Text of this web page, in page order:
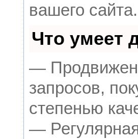
вашего сайта.
Что умеет
—
запросов,
степенью
—